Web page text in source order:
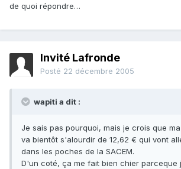
de quoi répondre…
Invité Lafronde
Posté 22 décembre 2005
wapiti a dit :
Je sais pas pourquoi, mais je crois que
va bientôt s'alourdir de 12,62 € qui vont
dans les poches de la SACEM.
D'un coté, ça me fait bien chier parceque